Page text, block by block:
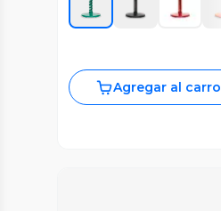
Agregar al carro